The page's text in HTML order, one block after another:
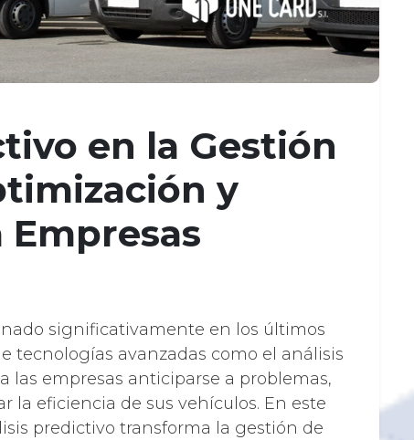
en la Gestión
y
Empresas
significativamente en los últimos
tecnologías avanzadas como el análisis
las empresas anticiparse a problemas,
la eficiencia de sus vehículos. En este
predictivo transforma la gestión de